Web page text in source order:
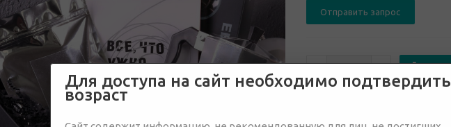
Отправить запрос
Для доступа на сайт необходимо подтвердить
возраст